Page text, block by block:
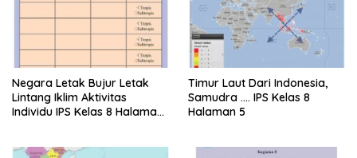
Negara Letak Bujur Letak
Lintang Iklim Aktivitas
Individu IPS Kelas 8 Halaman
Timur Laut Dari Indonesia,
Samudra …. IPS Kelas 8
Halaman 5